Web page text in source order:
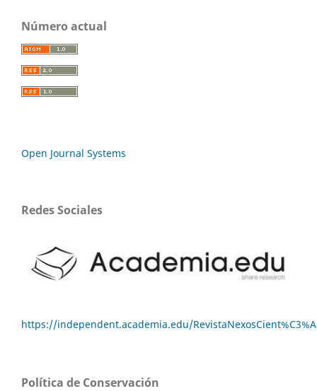
Número actual
Open Journal Systems
Redes Sociales
https://independent.academia.edu/
Política de Conservación